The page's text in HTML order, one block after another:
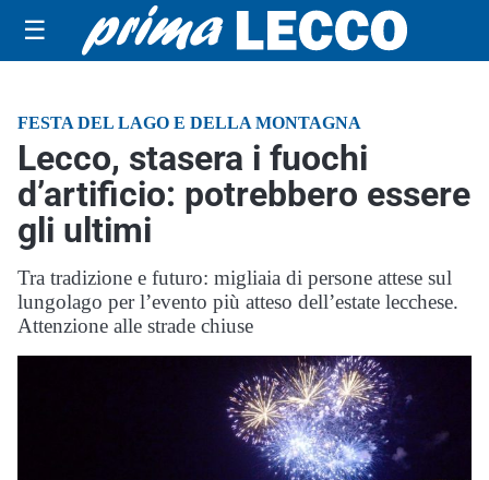
☰
FESTA DEL LAGO E DELLA MONTAGNA
Lecco, stasera i fuochi
d’artificio: potrebbero essere
gli ultimi
Tra tradizione e futuro: migliaia di persone attese sul
lungolago per l’evento più atteso dell’estate lecchese.
Attenzione alle strade chiuse